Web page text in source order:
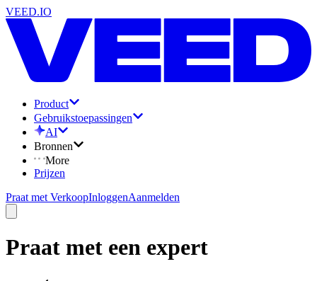
VEED.IO
Product
Gebruikstoepassingen
AI
Bronnen
More
Prijzen
Praat met VerkoopInloggenAanmelden
Praat met een expert